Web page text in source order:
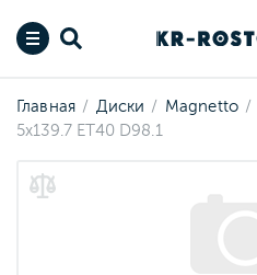
Главная Диски Magnetto
5x139.7 ET40 D98.1